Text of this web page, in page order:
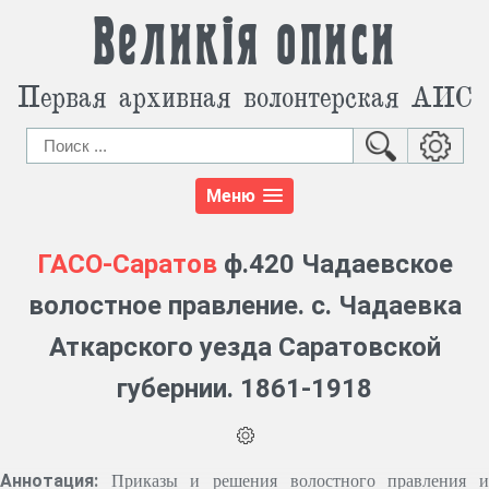
Великія описи
Первая архивная волонтерская АИС
Меню
ГАСО-Саратовф.420 Чадаевское
волостное правление. с. Чадаевка
Аткарского уезда Саратовской
губернии. 1861-1918
Аннотация:
Приказы и решения волостного правления и